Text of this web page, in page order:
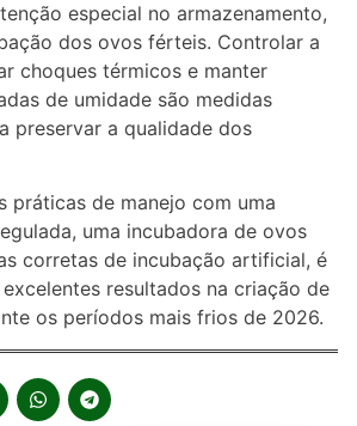
especial no armazenamento,
dos ovos férteis. Controlar a
choques térmicos e manter
de umidade são medidas
preservar a qualidade dos
práticas de manejo com uma
uma incubadora de ovos
corretas de incubação artificial, é
resultados na criação de
os períodos mais frios de 2026.